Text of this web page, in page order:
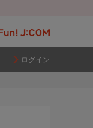
ログイン